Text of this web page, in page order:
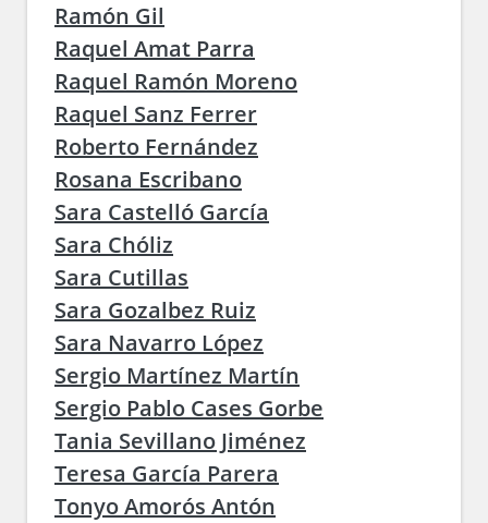
Ramón Gil
Raquel Amat Parra
Raquel Ramón Moreno
Raquel Sanz Ferrer
Roberto Fernández
Rosana Escribano
Sara Castelló García
Sara Chóliz
Sara Cutillas
Sara Gozalbez Ruiz
Sara Navarro López
Sergio Martínez Martín
Sergio Pablo Cases Gorbe
Tania Sevillano Jiménez
Teresa García Parera
Tonyo Amorós Antón